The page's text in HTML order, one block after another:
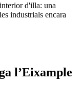
d'illa: una
industrials encara
l’Eixample